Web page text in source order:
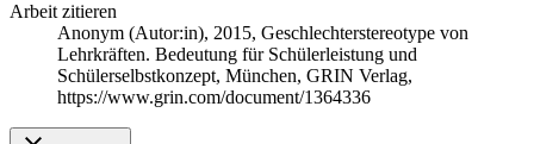
Arbeit zitieren
Anonym (Autor:in), 2015, Geschlechterstereotype von
Lehrkräften. Bedeutung für Schülerleistung und
Schülerselbstkonzept, München, GRIN Verlag,
https://www.grin.com/document/1364336